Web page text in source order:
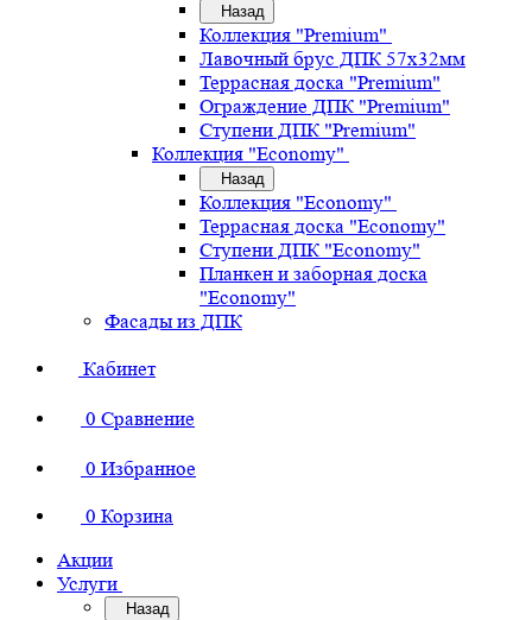
Назад
Коллекция "Premium"
Лавочный брус ДПК 57х32мм
Террасная доска "Premium"
Ограждение ДПК "Premium"
Ступени ДПК "Premium"
Коллекция "Economy"
Назад
Коллекция "Economy"
Террасная доска "Economy"
Ступени ДПК "Economy"
Планкен и заборная доска
"Economy"
Фасады из ДПК
Кабинет
0 Сравнение
0 Избранное
0 Корзина
Акции
Услуги
Назад